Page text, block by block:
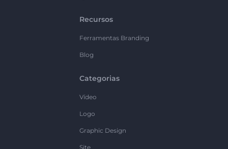
Recursos
Ferramentas Branding
Blog
Categorias
Vídeo
Logo
Graphic Design
Site